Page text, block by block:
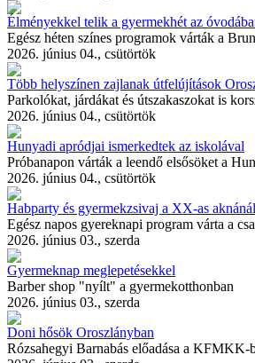
Élményekkel telik a gyermekhét az
Egész héten színes programok várták a
2026. június 04., csütörtök
Több helyszínen zajlanak útfelújítások
Parkolókat, járdákat és útszakaszokat is
2026. június 04., csütörtök
Hunyadi apródjai ismerkedtek az iskolával
Próbanapon várták a leendő elsősöket a
2026. június 04., csütörtök
Habparty és gyermekzsivaj a XX-as aknánál
Egész napos gyereknapi program várta a
2026. június 03., szerda
Gyermeknap meglepetésekkel
Barber shop "nyílt" a gyermekotthonban
2026. június 03., szerda
Doni hősök Oroszlányban
Rózsahegyi Barnabás előadása a KFMKK-